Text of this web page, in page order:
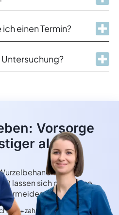
einen Termin?
Vorsorge
als
lassen sich durch eine
vermeiden.
+ zahnärztliche Beratung